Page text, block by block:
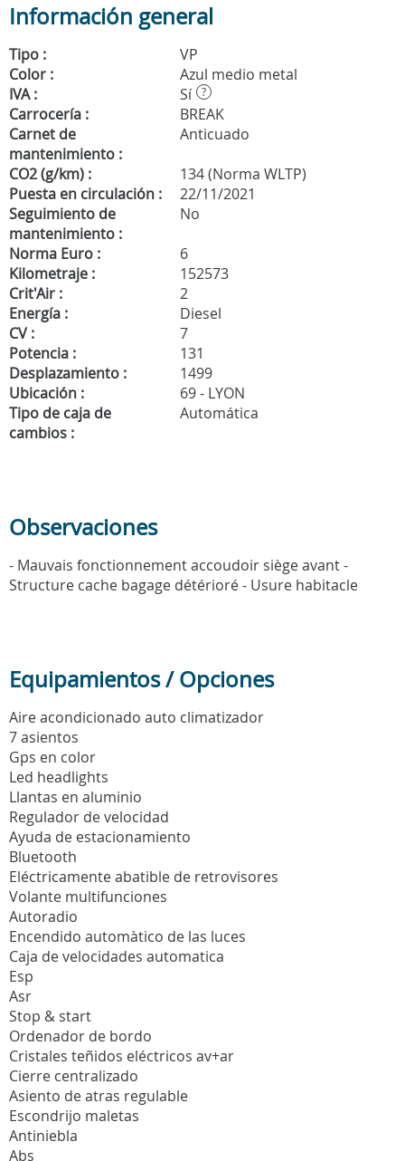
Información general
Tipo :
VP
Color :
Azul medio metal
IVA :
Sí ?
Carrocería :
BREAK
Carnet de
mantenimiento :
Anticuado
CO2 (g/km) :
134 (Norma WLTP)
Puesta en circulación :
22/11/2021
Seguimiento de
mantenimiento :
No
Norma Euro :
6
Kilometraje :
152573
Crit'Air :
2
Energía :
Diesel
CV :
7
Potencia :
131
Desplazamiento :
1499
Ubicación :
69 - LYON
Tipo de caja de
cambios :
Automática
Observaciones
- Mauvais fonctionnement accoudoir siège avant -
Structure cache bagage détérioré - Usure habitacle
Equipamientos / Opciones
Aire acondicionado auto climatizador
7 asientos
Gps en color
Led headlights
Llantas en aluminio
Regulador de velocidad
Ayuda de estacionamiento
Bluetooth
Eléctricamente abatible de retrovisores
Volante multifunciones
Autoradio
Encendido automàtico de las luces
Caja de velocidades automatica
Esp
Asr
Stop & start
Ordenador de bordo
Cristales teñidos eléctricos av+ar
Cierre centralizado
Asiento de atras regulable
Escondrijo maletas
Antiniebla
Abs